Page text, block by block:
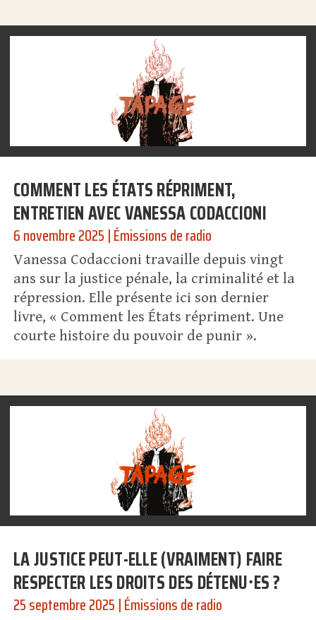
COMMENT LES ÉTATS RÉPRIMENT,
ENTRETIEN AVEC VANESSA CODACCIONI
6 novembre 2025 |Émissions de radio
Vanessa Codaccioni travaille depuis vingt
ans sur la justice pénale, la criminalité et la
répression. Elle présente ici son dernier
livre, « Comment les États répriment. Une
courte histoire du pouvoir de punir ».
LA JUSTICE PEUT-ELLE (VRAIMENT) FAIRE
RESPECTER LES DROITS DES DÉTENU⋅ES ?
25 septembre 2025 |Émissions de radio